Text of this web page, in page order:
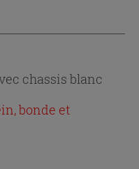
chassis blanc
bonde et